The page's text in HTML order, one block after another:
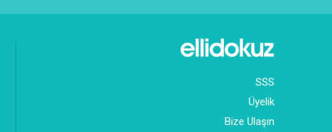
SSS
Üyelik
Bize Ulaşın